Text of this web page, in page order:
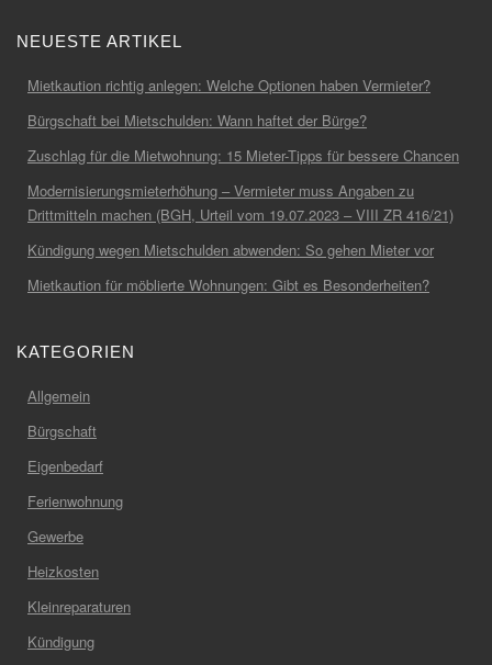
NEUESTE ARTIKEL
Mietkaution richtig anlegen: Welche Optionen haben Vermieter?
Bürgschaft bei Mietschulden: Wann haftet der Bürge?
Zuschlag für die Mietwohnung: 15 Mieter-Tipps für bessere Chancen
Modernisierungsmieterhöhung – Vermieter muss Angaben zu
Drittmitteln machen (BGH, Urteil vom 19.07.2023 – VIII ZR 416/21)
Kündigung wegen Mietschulden abwenden: So gehen Mieter vor
Mietkaution für möblierte Wohnungen: Gibt es Besonderheiten?
KATEGORIEN
Allgemein
Bürgschaft
Eigenbedarf
Ferienwohnung
Gewerbe
Heizkosten
Kleinreparaturen
Kündigung